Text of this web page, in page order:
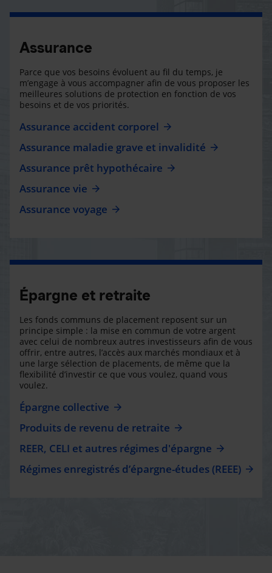
Assurance
Parce que vos besoins évoluent au fil du temps, je
m’engage à vous accompagner afin de vous proposer les
meilleures solutions de protection en fonction de vos
besoins et de vos priorités.
Assurance accident corporel
Assurance maladie grave et invalidité
Assurance prêt hypothécaire
Assurance vie
Assurance voyage
Épargne et retraite
Les fonds communs de placement reposent sur un
principe simple : la mise en commun de votre argent
avec celui de nombreux autres investisseurs afin de vous
offrir, entre autres, l’accès aux marchés mondiaux et à
une large sélection de placements, de même que la
flexibilité d’investir ce que vous voulez, quand vous
voulez.
Épargne collective
Produits de revenu de retraite
REER, CELI et autres régimes d'épargne
Régimes enregistrés d’épargne-études (REEE)